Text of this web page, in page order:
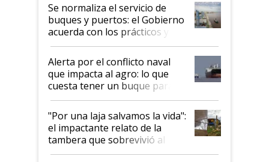
Se normaliza el servicio de
buques y puertos: el Gobierno
acuerda con los prácticos y
suspende el decreto de
desregulación
Alerta por el conflicto naval
que impacta al agro: lo que
cuesta tener un buque parado
y el peligro de que Argentina
pase a ser "país sucio"
"Por una laja salvamos la vida":
el impactante relato de la
tambera que sobrevivió al
tornado